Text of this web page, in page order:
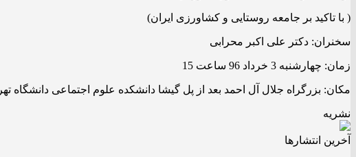
( با تاکید بر جامعه روستایی و کشاورزی ایران)
سخنران: دکتر علی اکبر محرابی
زمان: چهارشنبه 3 خرداد 96 ساعت 15
مکان: بزرگراه جلال آل احمد بعد از پل گیشا دانشکده علوم اجتماعی دانشگاه
نشریه
آخرین انتشار‌ها